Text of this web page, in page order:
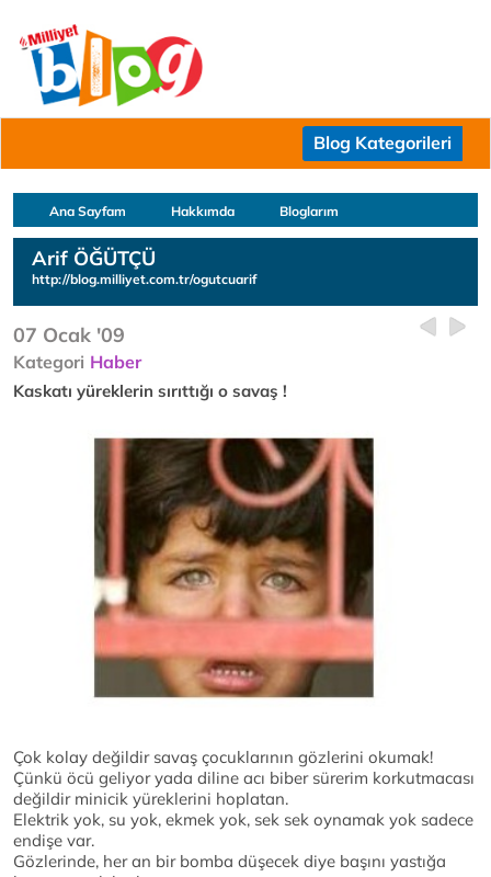
Blog Kategorileri
Ana Sayfam Hakkımda Bloglarım
Arif ÖĞÜTÇÜ
http://blog.milliyet.com.tr/ogutcuarif
07 Ocak '09
Kategori Haber
Kaskatı yüreklerin sırıttığı o savaş !
Çok kolay değildir savaş çocuklarının gözlerini okumak!
Çünkü öcü geliyor yada diline acı biber sürerim korkutmacası
değildir minicik yüreklerini hoplatan.
Elektrik yok, su yok, ekmek yok, sek sek oynamak yok sadece
endişe var.
Gözlerinde, her an bir bomba düşecek diye başını yastığa